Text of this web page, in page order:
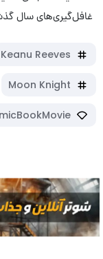
غافل‌گیری‌های سال
Keanu Reeves
Moon Knight